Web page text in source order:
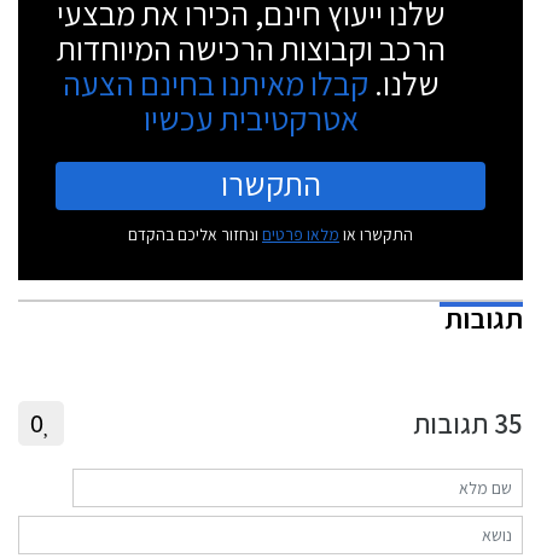
שלנו ייעוץ חינם, הכירו את מבצעי
הרכב וקבוצות הרכישה המיוחדות
שלנו. קבלו מאיתנו בחינם הצעה
אטרקטיבית עכשיו
התקשרו
התקשרו או מלאו פרטים ונחזור אליכם בהקדם
תגובות
35 תגובות 0